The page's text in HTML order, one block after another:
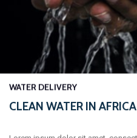
WATER DELIVERY
CLEAN WATER IN AFRICA